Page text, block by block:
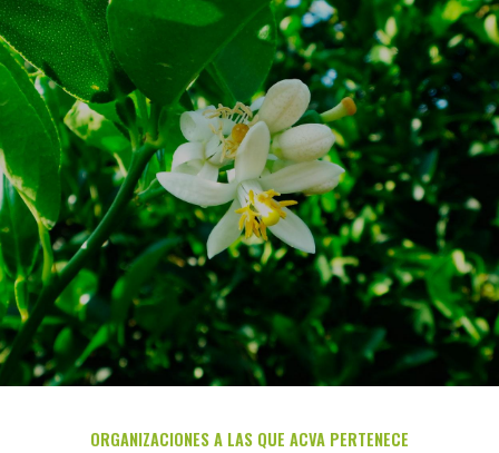
ORGANIZACIONES A LAS QUE ACVA PERTENECE